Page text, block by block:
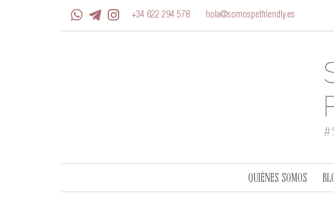
+34 622 294 578 hola@somospetfriendly.es
QUIÉNES SOMOS